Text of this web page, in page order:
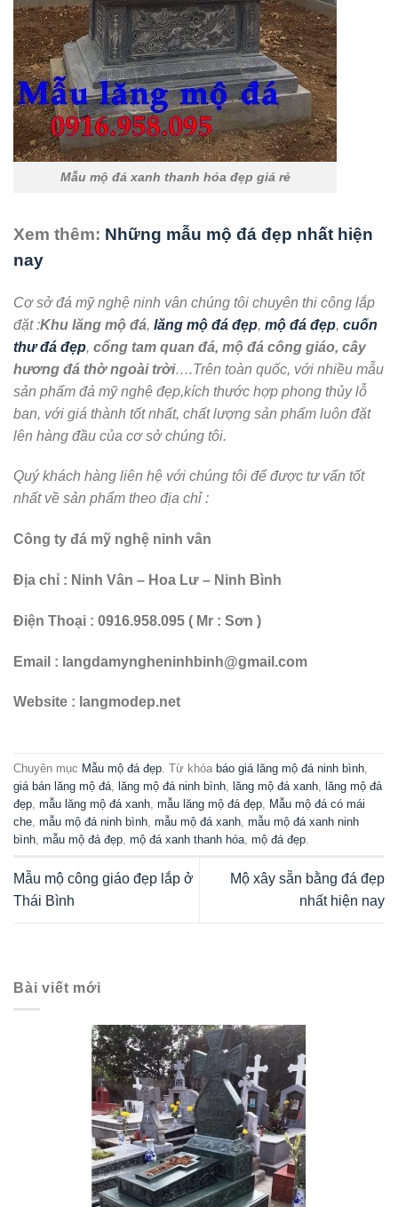
Mẫu mộ đá xanh thanh hóa đẹp giá rẻ
Xem thêm: Những mẫu mộ đá đẹp nhất hiện
nay
Cơ sở đá mỹ nghệ ninh vân chúng tôi chuyên thi công lắp
đặt :Khu lăng mộ đá, lăng mộ đá đẹp, mộ đá đẹp, cuốn
thư đá đẹp, cổng tam quan đá, mộ đá công giáo, cây
hương đá thờ ngoài trời….Trên toàn quốc, với nhiều mẫu
sản phẩm đá mỹ nghệ đẹp,kích thước hợp phong thủy lỗ
ban, với giá thành tốt nhất, chất lượng sản phẩm luôn đặt
lên hàng đầu của cơ sở chúng tôi.
Quý khách hàng liên hệ với chúng tôi để được tư vấn tốt
nhất về sản phẩm theo địa chỉ :
Công ty đá mỹ nghệ ninh vân
Địa chỉ : Ninh Vân – Hoa Lư – Ninh Bình
Điện Thoại : 0916.958.095 ( Mr : Sơn )
Email : langdamyngheninhbinh@gmail.com
Website : langmodep.net
Chuyên mục Mẫu mộ đá đẹp . Từ khóa báo giá lăng mộ đá ninh bình
giá bán lăng mộ đá lăng mộ đá ninh bình lăng mộ đá xanh lăng mộ đá
đẹp mẫu lăng mộ đá xanh mẫu lăng mộ đá đẹp Mẫu mộ đá có mái
che mẫu mộ đá ninh bình mẫu mộ đá xanh mẫu mộ đá xanh ninh
bình mẫu mộ đá đẹp mộ đá xanh thanh hóa mộ đá đẹp
Mẫu mộ công giáo đẹp lắp ở
Thái Bình
Mộ xây sẵn bằng đá đẹp
nhất hiện nay
Bài viết mới